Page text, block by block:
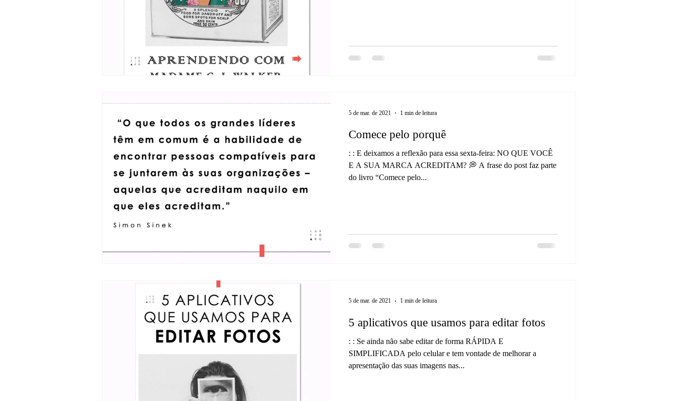
Comece pelo porquê
: : E deixamos a reflexão para essa sexta-feira: NO QUE VOCÊ
E A SUA MARCA ACREDITAM? 💭 A frase do post faz parte
do livro “Comece pelo...
5 de mar. de 2021 1 min de leitura
5 aplicativos que usamos para editar fotos
: : Se ainda não sabe editar de forma RÁPIDA E
SIMPLIFICADA pelo celular e tem vontade de melhorar a
apresentação das suas imagens nas...
5 de mar. de 2021 1 min de leitura